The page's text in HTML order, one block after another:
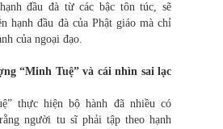
đầu đà từ các bậc tôn túc, sẽ
hạnh đầu đà của Phật giáo mà chỉ
của ngoại đạo.
“Minh Tuệ” và cái nhìn sai lạc
thực hiện bộ hành đã nhiều có
người tu sĩ phải tập theo hạnh